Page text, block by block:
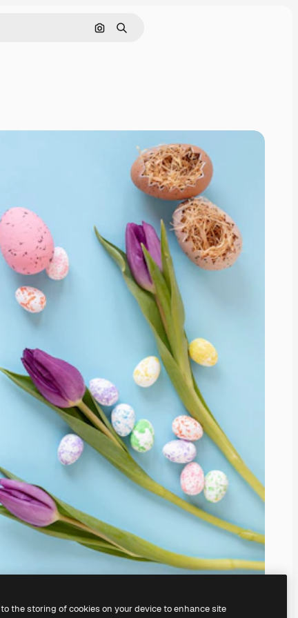
Pesquisar por imagem
Buscar
the storing of cookies on your device to enhance site